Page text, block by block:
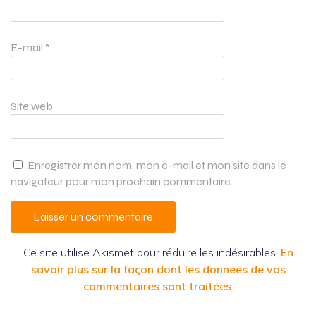
E-mail *
Site web
Enregistrer mon nom, mon e-mail et mon site dans le
navigateur pour mon prochain commentaire.
Ce site utilise Akismet pour réduire les indésirables. En
savoir plus sur la façon dont les données de vos
commentaires sont traitées.